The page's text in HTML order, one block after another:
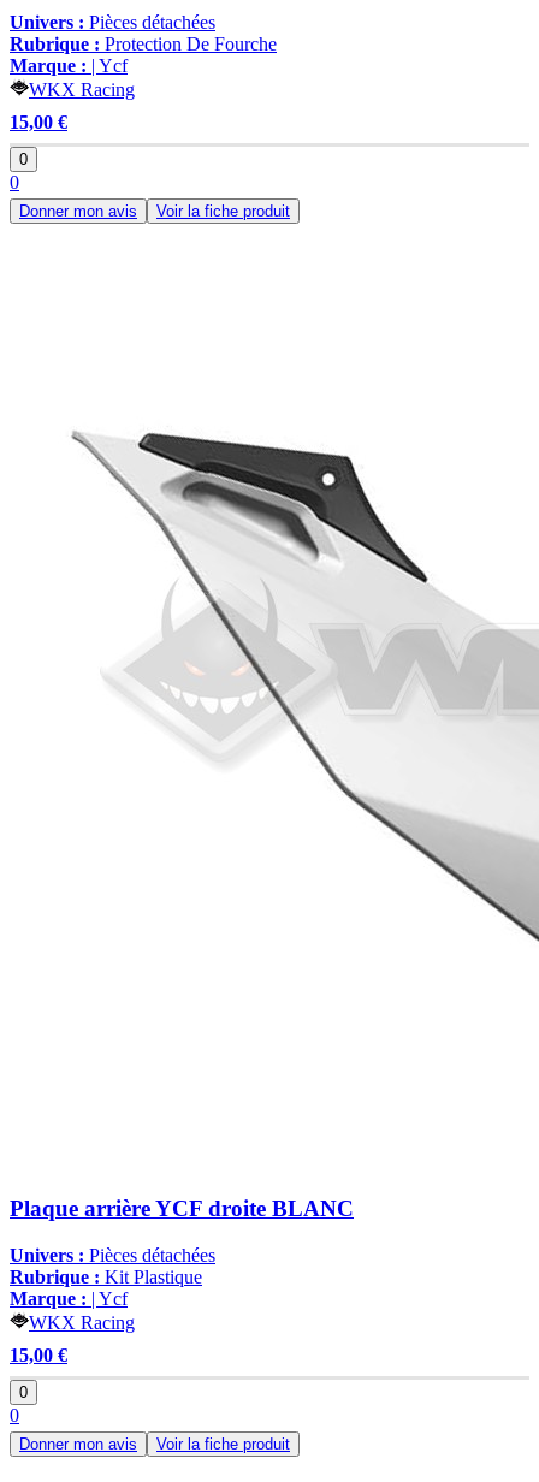
Univers : Pièces détachées
Rubrique : Protection De Fourche
Marque : | Ycf
WKX Racing
15,00 €
0
0
Donner mon avis Voir la fiche produit
Plaque arrière YCF droite BLANC
Univers : Pièces détachées
Rubrique : Kit Plastique
Marque : | Ycf
WKX Racing
15,00 €
0
0
Donner mon avis Voir la fiche produit